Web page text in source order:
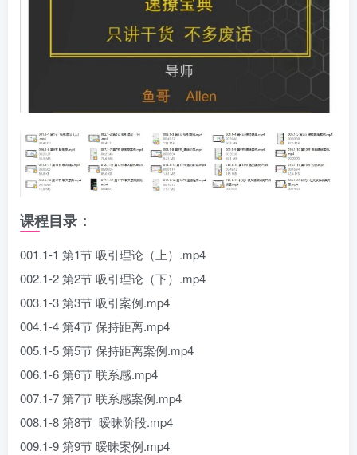
课程目录：
001.1-1 第1节 吸引理论（上）.mp4
002.1-2 第2节 吸引理论（下）.mp4
003.1-3 第3节 吸引案例.mp4
004.1-4 第4节 保持距离.mp4
005.1-5 第5节 保持距离案例.mp4
006.1-6 第6节 联系感.mp4
007.1-7 第7节 联系感案例.mp4
008.1-8 第8节_暧昧阶段.mp4
009.1-9 第9节 暧昧案例.mp4